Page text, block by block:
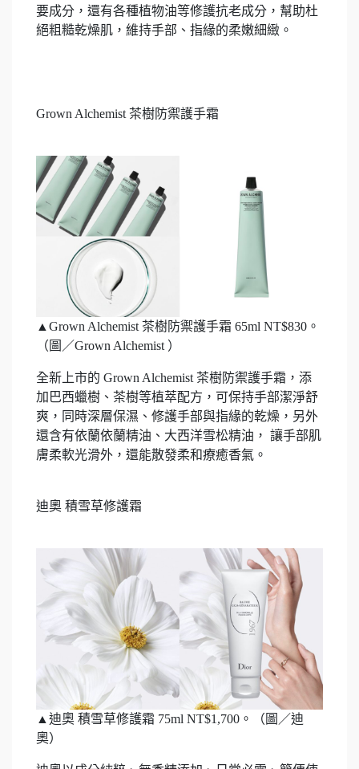
要成分，還有各種植物油等修護抗老成分，幫助杜
絕粗糙乾燥肌，維持手部、指緣的柔嫩細緻。
Grown Alchemist 茶樹防禦護手霜
▲Grown Alchemist 茶樹防禦護手霜 65ml NT$830。
（圖／Grown Alchemist ）
全新上市的 Grown Alchemist 茶樹防禦護手霜，添
加巴西蠟樹、茶樹等植萃配方，可保持手部潔淨舒
爽，同時深層保濕、修護手部與指緣的乾燥，另外
還含有依蘭依蘭精油、大西洋雪松精油， 讓手部肌
膚柔軟光滑外，還能散發柔和療癒香氣。
迪奧 積雪草修護霜
▲迪奧 積雪草修護霜 75ml NT$1,700。（圖／迪
奧）